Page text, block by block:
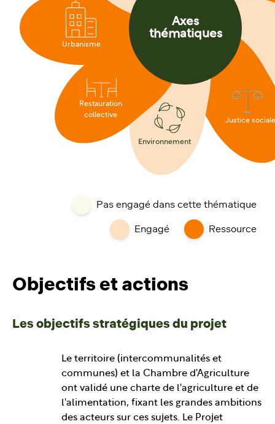
Axes
thématiques
Justice sociale
Environnement
Restauration
collective
Urbanisme
Pas engagé dans cette thématique
Engagé Ressource
Objectifs et actions
Les objectifs stratégiques du projet
Le territoire (intercommunalités et
communes) et la Chambre d'Agriculture
ont validé une charte de l'agriculture et de
l'alimentation, fixant les grandes ambitions
des acteurs sur ces sujets. Le Projet